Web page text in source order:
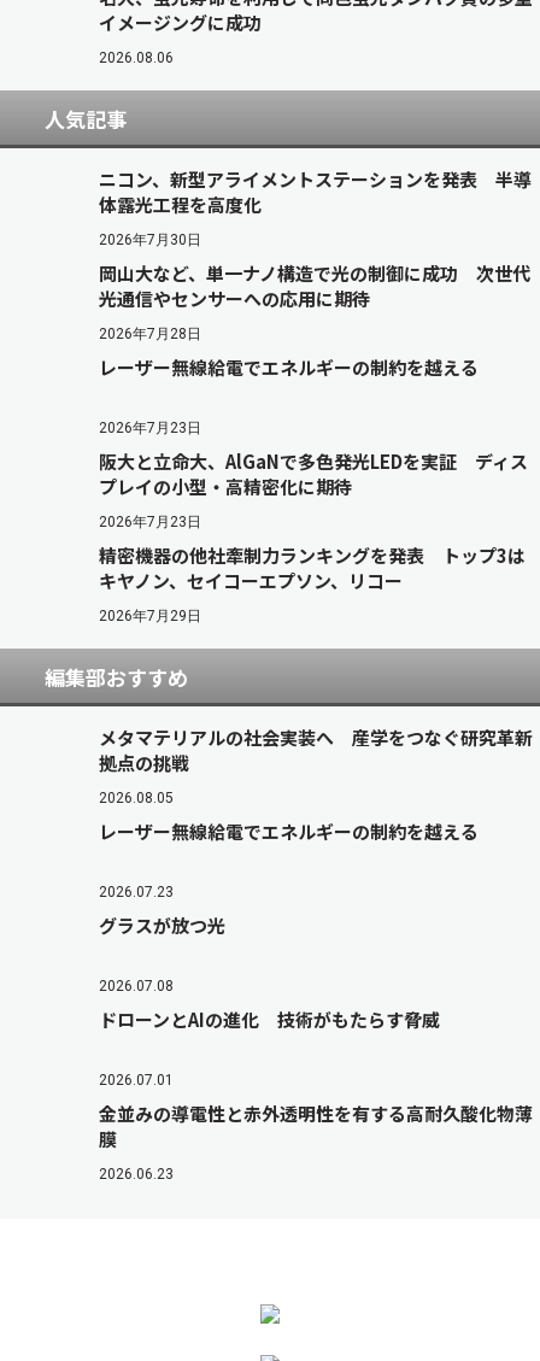
イメージングに成功
2026.08.06
人気記事
ニコン、新型アライメントステーションを発表 半導
体露光工程を高度化
2026年7月30日
岡山大など、単一ナノ構造で光の制御に成功 次世代
光通信やセンサーへの応用に期待
2026年7月28日
レーザー無線給電でエネルギーの制約を越える
2026年7月23日
阪大と立命大、AlGaNで多色発光LEDを実証 ディス
プレイの小型・高精密化に期待
2026年7月23日
精密機器の他社牽制力ランキングを発表 トップ3は
キヤノン、セイコーエプソン、リコー
2026年7月29日
編集部おすすめ
メタマテリアルの社会実装へ 産学をつなぐ研究革新
拠点の挑戦
2026.08.05
レーザー無線給電でエネルギーの制約を越える
2026.07.23
グラスが放つ光
2026.07.08
ドローンとAIの進化 技術がもたらす脅威
2026.07.01
金並みの導電性と赤外透明性を有する高耐久酸化物薄
膜
2026.06.23